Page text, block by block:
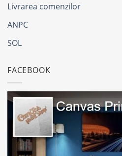
Livrarea comenzilor
ANPC
SOL
FACEBOOK